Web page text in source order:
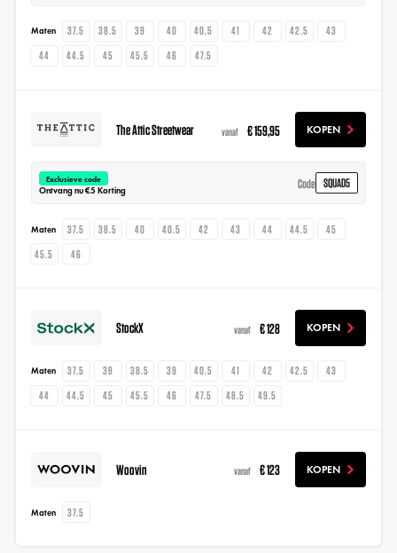
Maten 37.5 38.5 39 40 40.5 41 42 42.5
43
44
44.5 45 45.5 46 47.5
The Attic Streetwear vanaf € 159,95 KOPEN
Exclusieve code
Ontvang nu €5 Korting
Code SQUAD5
Maten 37.5 38.5 40 40.5 42 43 44 44.5
45
45.5
46
StockX vanaf € 128 KOPEN
Maten 37.5 38 38.5 39 40.5 41 42 42.5
43
44
44.5 45 45.5 46 47.5 48.5 49.5
Woovin vanaf € 123 KOPEN
Maten 37.5